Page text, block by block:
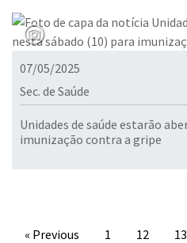
07/05/2025
Sec. de Saúde
Unidades de saúde estarão
imunização contra a gripe
« Previous 1 12 13